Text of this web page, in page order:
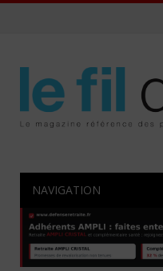
NAVIGATION
Rechercher